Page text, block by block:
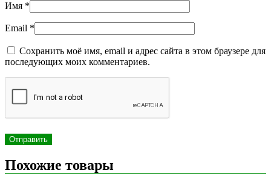
Имя *
Email *
Сохранить моё имя, email и адрес сайта в этом браузере для
последующих моих комментариев.
Похожие товары